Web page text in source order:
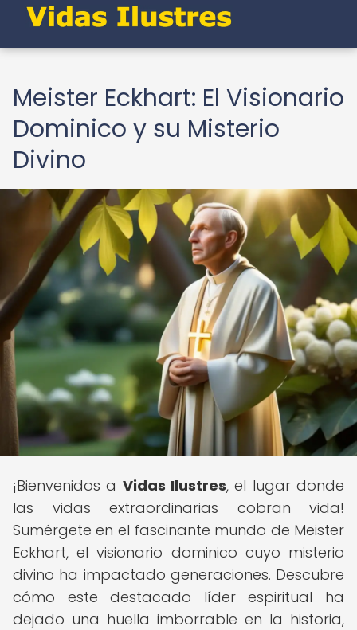
Meister Eckhart: El Visionario
Dominico y su Misterio
Divino
¡Bienvenidos a Vidas Ilustres, el lugar donde
las vidas extraordinarias cobran vida!
Sumérgete en el fascinante mundo de Meister
Eckhart, el visionario dominico cuyo misterio
divino ha impactado generaciones. Descubre
cómo este destacado líder espiritual ha
dejado una huella imborrable en la historia,